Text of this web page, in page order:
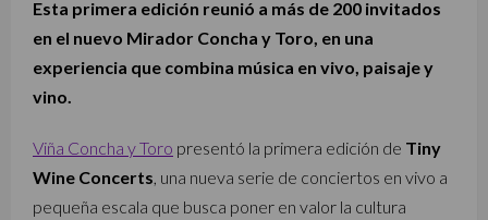
Esta primera edición reunió a más de 200 invitados
en el nuevo Mirador Concha y Toro, en una
experiencia que combina música en vivo, paisaje y
vino.
Viña Concha y Toro presentó la primera edición de Tiny
Wine Concerts , una nueva serie de conciertos en vivo a
pequeña escala que busca poner en valor la cultura